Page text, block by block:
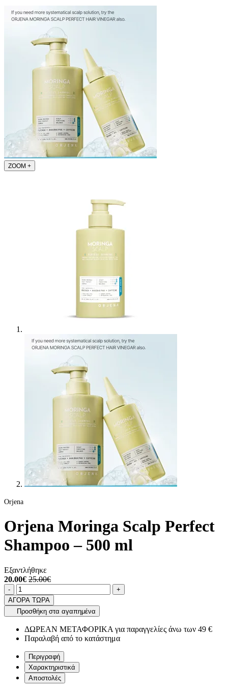
ZOOM +
Orjena
Orjena Moringa Scalp Perfect
Shampoo – 500 ml
Εξαντλήθηκε
20.00€ 25.00€
Ποσότητα
-product.increase.quantity +
ΑΓΟΡΑ ΤΩΡΑ
Προσθήκη στα αγαπημένα
ΔΩΡΕΑΝ ΜΕΤΑΦΟΡΙΚΑ για παραγγελίες άνω των 49 €
Παραλαβή από το κατάστημα
Περιγραφή
Χαρακτηριστικά
Αποστολές